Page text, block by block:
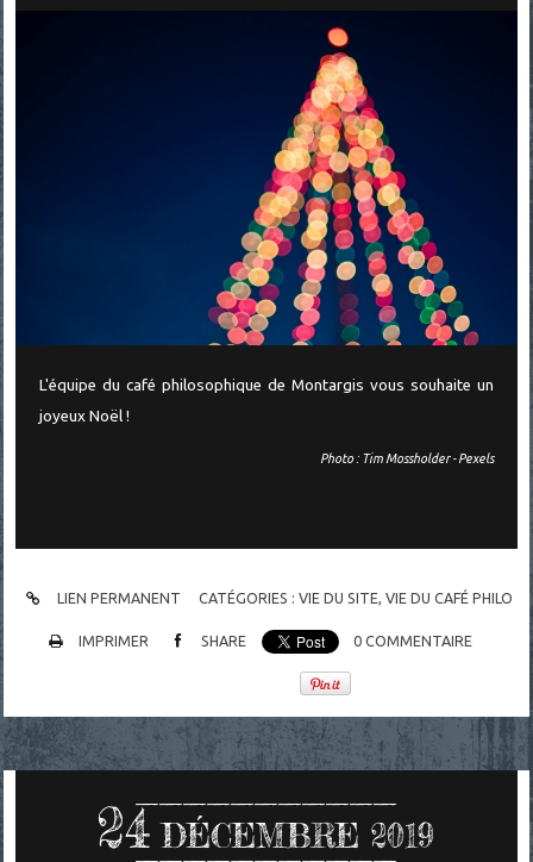
L'équipe du café philosophique de Montargis vous souhaite un
joyeux Noël !
Photo : Tim Mossholder - Pexels
LIEN PERMANENT CATÉGORIES :VIE DU SITE, VIE DU CAFÉ PHILO
IMPRIMER SHARE 0 COMMENTAIRE
24 DÉCEMBRE 2019